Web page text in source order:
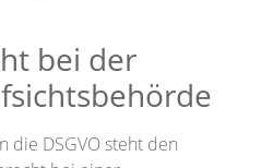
bei der
die DSGVO steht den